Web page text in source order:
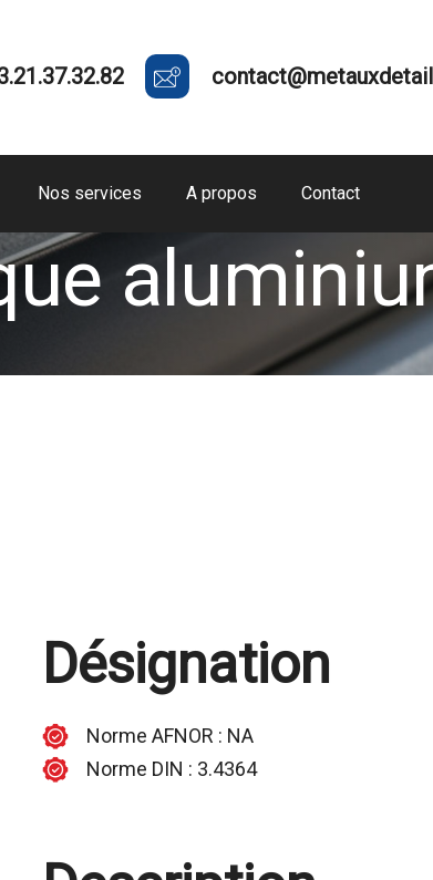
Nos services A propos Contact
Désignation
Norme AFNOR : NA
Norme DIN : 3.4364